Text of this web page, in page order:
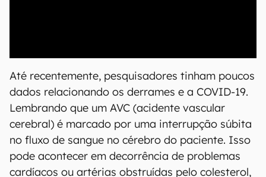
Até recentemente, pesquisadores tinham poucos
dados relacionando os derrames e a COVID-19.
Lembrando que um AVC (acidente vascular
cerebral) é marcado por uma interrupção súbita
no fluxo de sangue no cérebro do paciente. Isso
pode acontecer em decorrência de problemas
cardíacos ou artérias obstruídas pelo colesterol,